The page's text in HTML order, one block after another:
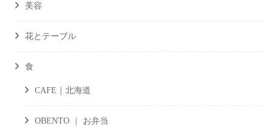
美容
花とテーブル
食
CAFE｜北海道
OBENTO ｜ お弁当